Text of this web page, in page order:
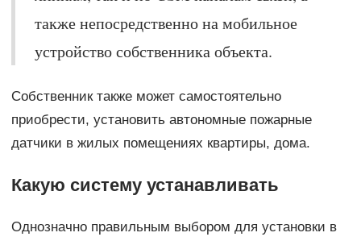
также непосредственно на мобильное
устройство собственника объекта.
Собственник также может самостоятельно
приобрести, установить автономные пожарные
датчики в жилых помещениях квартиры, дома.
Какую систему устанавливать
Однозначно правильным выбором для установки в